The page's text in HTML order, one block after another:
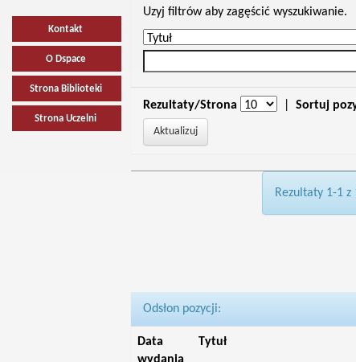
Kontakt
O Dspace
Strona Biblioteki
Strona Uczelni
Uzyj filtrów aby zagęścić wyszukiwanie.
Rezultaty/Strona Sortuj
Rezultaty 1-1 z
Odsłon pozycji:
Data
Tytuł